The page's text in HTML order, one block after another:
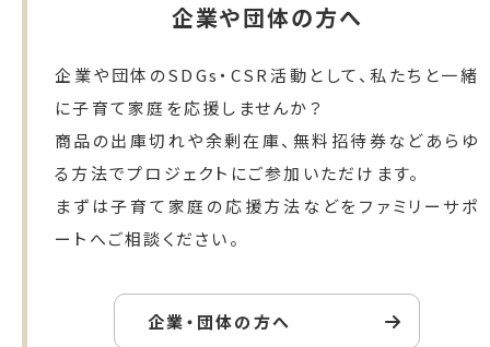
企業や団体の方へ
企業や団体のSDGs・CSR活動として、私たちと一緒
に子育て家庭を応援しませんか？
商品の出庫切れや余剰在庫、無料招待券などあらゆ
る方法でプロジェクトにご参加いただけます。
まずは子育て家庭の応援方法などをファミリーサポ
ートへご相談ください。
企業・団体の方へ